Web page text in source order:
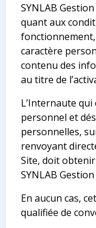
SYNLAB
quant aux
caractère
contenu des
au titre de
L’Internaute
personnel et
personnelles,
renvoyant
Site, doit
SYNLAB
En aucun cas,
qualifiée de